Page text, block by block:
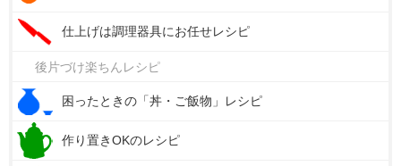
仕上げは調理器具にお任せレシピ
後片づけ楽ちんレシピ
困ったときの「丼・ご飯物」レシピ
作り置きOKのレシピ